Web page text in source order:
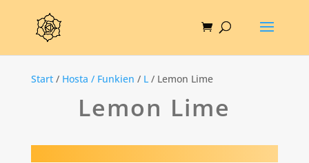
Start/ Hosta / Funkien / L/ Lemon Lime
Lemon Lime